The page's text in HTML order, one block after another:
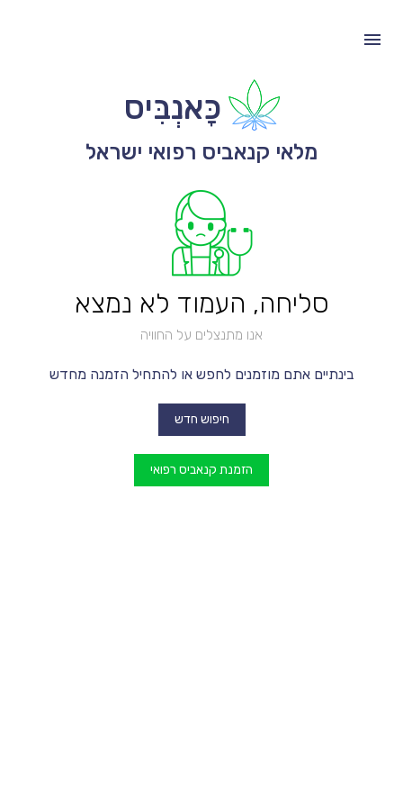
כָּאנְבִּיס
מלאי קנאביס רפואי ישראל
סליחה, העמוד לא נמצא
אנו מתנצלים על החוויה
בינתיים אתם מוזמנים לחפש או להתחיל הזמנה מחדש
חיפוש חדש
הזמנת קנאביס רפואי